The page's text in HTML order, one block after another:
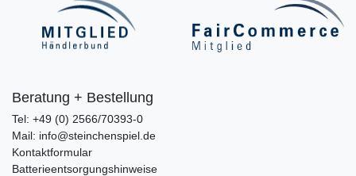
Beratung + Bestellung
Tel: +49 (0) 2566/70393-0
Mail: info@steinchenspiel.de
Kontaktformular
Batterieentsorgungshinweise